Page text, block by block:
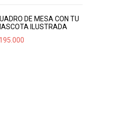
DE MESA CON TU
ILUSTRADA
195.000